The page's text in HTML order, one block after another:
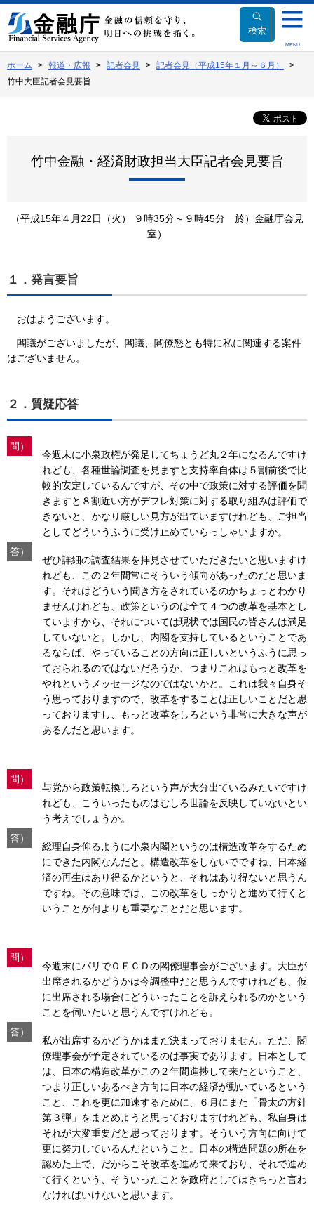
文
へ
動
検索
MENU
ホーム 報道・広報 記者会見
記者会見（平成15年１月～６月）
竹中大臣記者会見要旨
竹中金融・経済財政担当大臣記者会見要旨
（平成15年４月22日（火） ９時35分～９時45分 於）金融庁会見
室）
１．発言要旨
おはようございます。
閣議がございましたが、閣議、閣僚懇とも特に私に関連する案件
はございません。
２．質疑応答
問）
今週末に小泉政権が発足してちょうど丸２年になるんですけ
れども、各種世論調査を見ますと支持率自体は５割前後で比
較的安定しているんですが、その中で政策に対する評価を聞
きますと８割近い方がデフレ対策に対する取り組みは評価で
きないと、かなり厳しい見方が出ていますけれども、ご担当
としてどういうふうに受け止めていらっしゃいますか。
答）
ぜひ詳細の調査結果を拝見させていただきたいと思いますけ
れども、この２年間常にそういう傾向があったのだと思いま
す。それはどういう聞き方をされているのかちょっとわかり
ませんけれども、政策というのは全て４つの改革を基本とし
ていますから、それについては現状では国民の皆さんは満足
していないと。しかし、内閣を支持しているということであ
るならば、やっていることの方向は正しいというふうに思っ
ておられるのではないだろうか、つまりこれはもっと改革を
やれというメッセージなのではないかと。これは我々自身そ
う思っておりますので、改革をすることは正しいことだと思
っておりますし、もっと改革をしろという非常に大きな声が
あるんだと思います。
問）
与党から政策転換しろという声が大分出ているみたいですけ
れども、こういったものはむしろ世論を反映していないとい
う考えでしょうか。
答）
総理自身仰るように小泉内閣というのは構造改革をするため
にできた内閣なんだと。構造改革をしないでですね、日本経
済の再生はあり得るかというと、それはあり得ないと思うん
ですね。その意味では、この改革をしっかりと進めて行くと
いうことが何よりも重要なことだと思います。
問）
今週末にパリでＯＥＣＤの閣僚理事会がございます。大臣が
出席されるかどうかは今調整中だと思うんですけれども、仮
に出席される場合にどういったことを訴えられるのかという
ことを伺いたいと思うんですけれども。
答）
私が出席するかどうかはまだ決まっておりません。ただ、閣
僚理事会が予定されているのは事実であります。日本として
は、日本の構造改革がこの２年間進捗して来たということ、
つまり正しいあるべき方向に日本の経済が動いているという
こと、これを更に加速するために、６月にまた「骨太の方針
第３弾」をまとめようと思っておりますけれども、私自身は
それが大変重要だと思っております。そういう方向に向けて
更に努力しているんだということ。日本の構造問題の所在を
認めた上で、だからこそ改革を進めて来ており、それで進め
て行くという、そういったことを政府としてはきちっと言わ
なければいけないと思います。